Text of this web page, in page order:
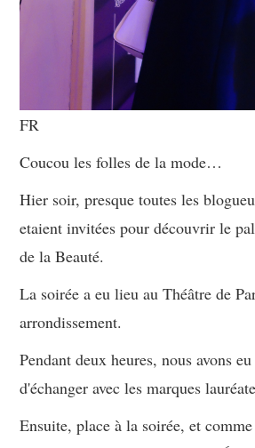
FR
Coucou les folles de la mode…
Hier soir, presque toutes les
etaient invitées pour découvrir le
de la Beauté.
La soirée a eu lieu au Théâtre de
arrondissement.
Pendant deux heures, nous avons
d'échanger avec les marques
Ensuite, place à la soirée, et